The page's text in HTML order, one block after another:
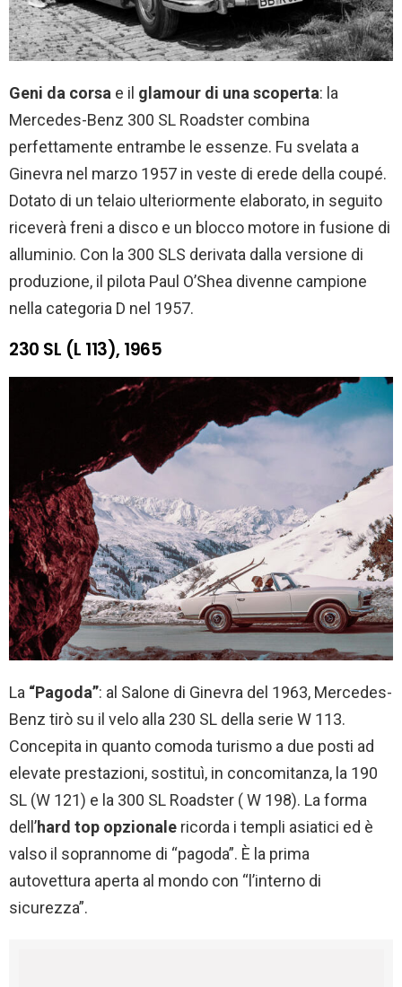
Geni da corsa e il glamour di una scoperta: la
Mercedes-Benz 300 SL Roadster combina
perfettamente entrambe le essenze. Fu svelata a
Ginevra nel marzo 1957 in veste di erede della coupé.
Dotato di un telaio ulteriormente elaborato, in seguito
riceverà freni a disco e un blocco motore in fusione di
alluminio. Con la 300 SLS derivata dalla versione di
produzione, il pilota Paul O’Shea divenne campione
nella categoria D nel 1957.
230 SL (L 113), 1965
La “Pagoda”: al Salone di Ginevra del 1963, Mercedes-
Benz tirò su il velo alla 230 SL della serie W 113.
Concepita in quanto comoda turismo a due posti ad
elevate prestazioni, sostituì, in concomitanza, la 190
SL (W 121) e la 300 SL Roadster ( W 198). La forma
dell’hard top opzionale ricorda i templi asiatici ed è
valso il soprannome di “pagoda”. È la prima
autovettura aperta al mondo con “l’interno di
sicurezza”.